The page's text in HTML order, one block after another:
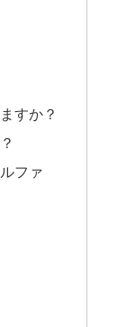
すか？
ファ